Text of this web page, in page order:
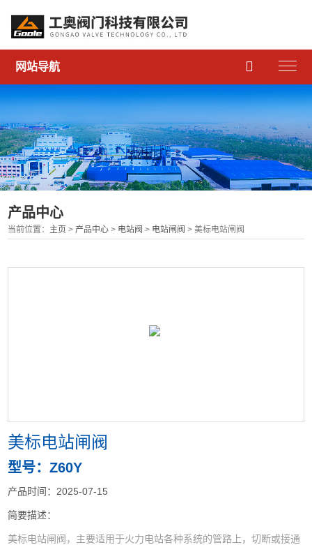
网站导航 
产品中心
当前位置： 主页 > 产品中心 > 电站阀 > 电站闸阀 > 美标电站闸阀
美标电站闸阀
型号：Z60Y
产品时间：2025-07-15
简要描述：
美标电站闸阀，主要适用于火力电站各种系统的管路上，切断或接通